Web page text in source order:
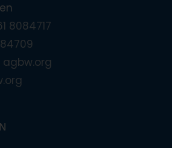
8084717